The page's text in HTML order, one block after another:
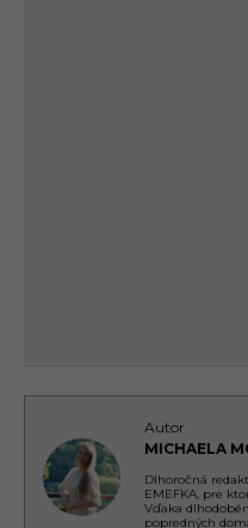
Autor
MICHAELA
Dlhoročná
EMEFKA, pre
Vďaka
popredných